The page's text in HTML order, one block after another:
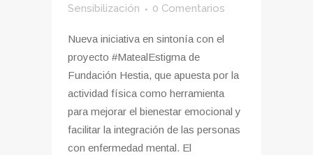
Sensibilización
0 Comentarios
Nueva iniciativa en sintonía con el
proyecto #MatealEstigma de
Fundación Hestia, que apuesta por la
actividad física como herramienta
para mejorar el bienestar emocional y
facilitar la integración de las personas
con enfermedad mental. El